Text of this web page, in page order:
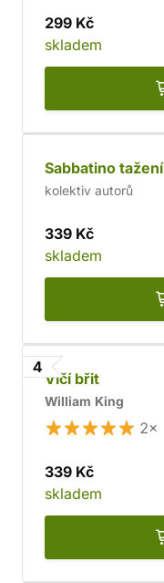
299 Kč
skladem
Sabbatino tažení
kolektiv autorů
339 Kč
skladem
4
Vlčí břit
William King
2×
339 Kč
skladem